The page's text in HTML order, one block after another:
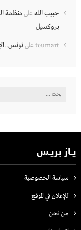
حبيب الله علىمنظمة
بروكسيل
toumart على
البحث
يـاز بريـس
سياسة الخصوصية
للإعلان في الموقع
من نحن